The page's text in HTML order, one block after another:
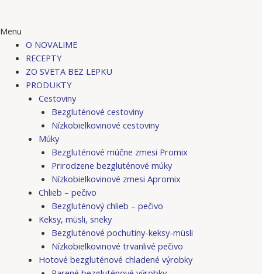
Menu
O NOVALIME
RECEPTY
ZO SVETA BEZ LEPKU
PRODUKTY
Cestoviny
Bezgluténové cestoviny
Nízkobielkovinové cestoviny
Múky
Bezgluténové múčne zmesi Promix
Prirodzene bezgluténové múky
Nízkobielkovinové zmesi Apromix
Chlieb – pečivo
Bezgluténový chlieb – pečivo
Keksy, müsli, sneky
Bezgluténové pochutiny-keksy-müsli
Nízkobielkovinové trvanlivé pečivo
Hotové bezgluténové chladené výrobky